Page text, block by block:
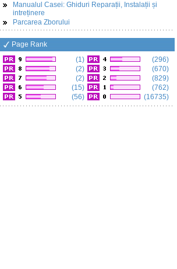
Manualul Casei: Ghiduri Reparații, Instalații și
intreținere
Parcarea Zborului
Page Rank
(1)
(2)
(2)
(15)
(56)
(296)
(670)
(829)
(762)
(16735)